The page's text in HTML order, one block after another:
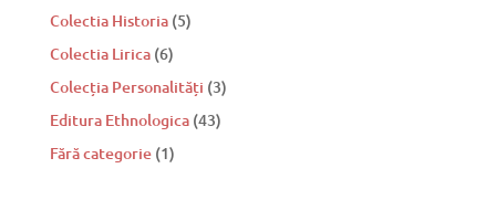
Colectia Historia (5)
Colectia Lirica (6)
Colecția Personalități (3)
Editura Ethnologica (43)
Fără categorie (1)